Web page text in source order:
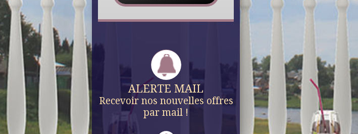
ALERTE MAIL
Recevoir nos nouvelles offres
par mail !